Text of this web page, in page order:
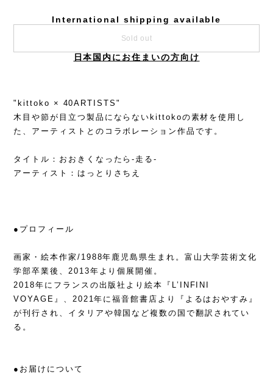
International shipping available
Sold out
日本国内にお住まいの方向け
"kittoko × 40ARTISTS"
木目や節が目立つ製品にならないkittokoの素材を使用し
た、アーティストとのコラボレーション作品です。
タイトル：おおきくなったら-走る-
アーティスト：はっとりさちえ
●プロフィール
画家・絵本作家/1988年鹿児島県生まれ。富山大学芸術文化
学部卒業後、2013年より個展開催。
2018年にフランスの出版社より絵本『L’INFINI
VOYAGE』、2021年に福音館書店より『よるはおやすみ』
が刊行され、イタリアや韓国など複数の国で翻訳されてい
る。
●お届けについて